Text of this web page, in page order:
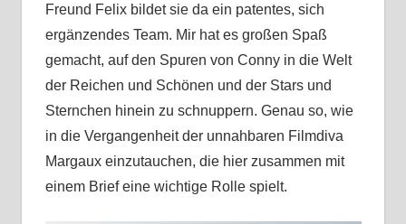
Freund Felix bildet sie da ein patentes, sich
ergänzendes Team. Mir hat es großen Spaß
gemacht, auf den Spuren von Conny in die Welt
der Reichen und Schönen und der Stars und
Sternchen hinein zu schnuppern. Genau so, wie
in die Vergangenheit der unnahbaren Filmdiva
Margaux einzutauchen, die hier zusammen mit
einem Brief eine wichtige Rolle spielt.